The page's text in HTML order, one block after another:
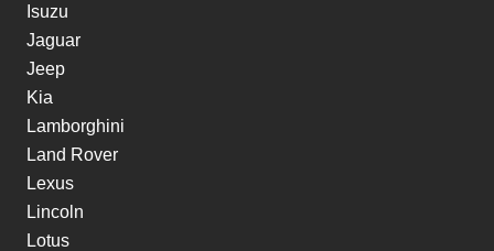
Isuzu
Jaguar
Jeep
Kia
Lamborghini
Land Rover
Lexus
Lincoln
Lotus